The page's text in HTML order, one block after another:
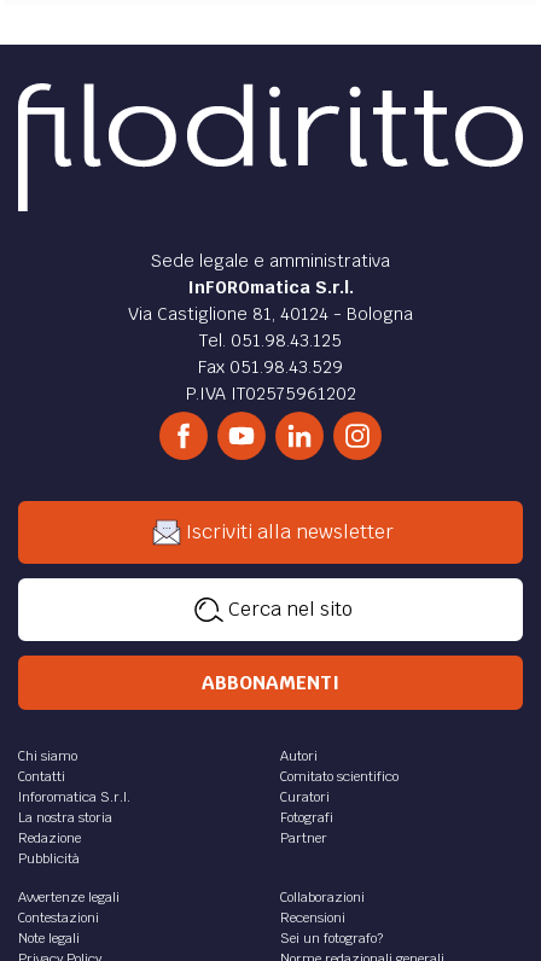
Sede legale e amministrativa
InFOROmatica S.r.l.
Via Castiglione 81, 40124 - Bologna
Tel. 051.98.43.125
Fax 051.98.43.529
P.IVA IT02575961202
Iscriviti alla newsletter
Cerca nel sito
ABBONAMENTI
Chi siamo
Contatti
Inforomatica S.r.l.
La nostra storia
Redazione
Pubblicità
Autori
Comitato scientifico
Curatori
Fotografi
Partner
Avvertenze legali
Contestazioni
Note legali
Collaborazioni
Recensioni
Sei un fotografo?